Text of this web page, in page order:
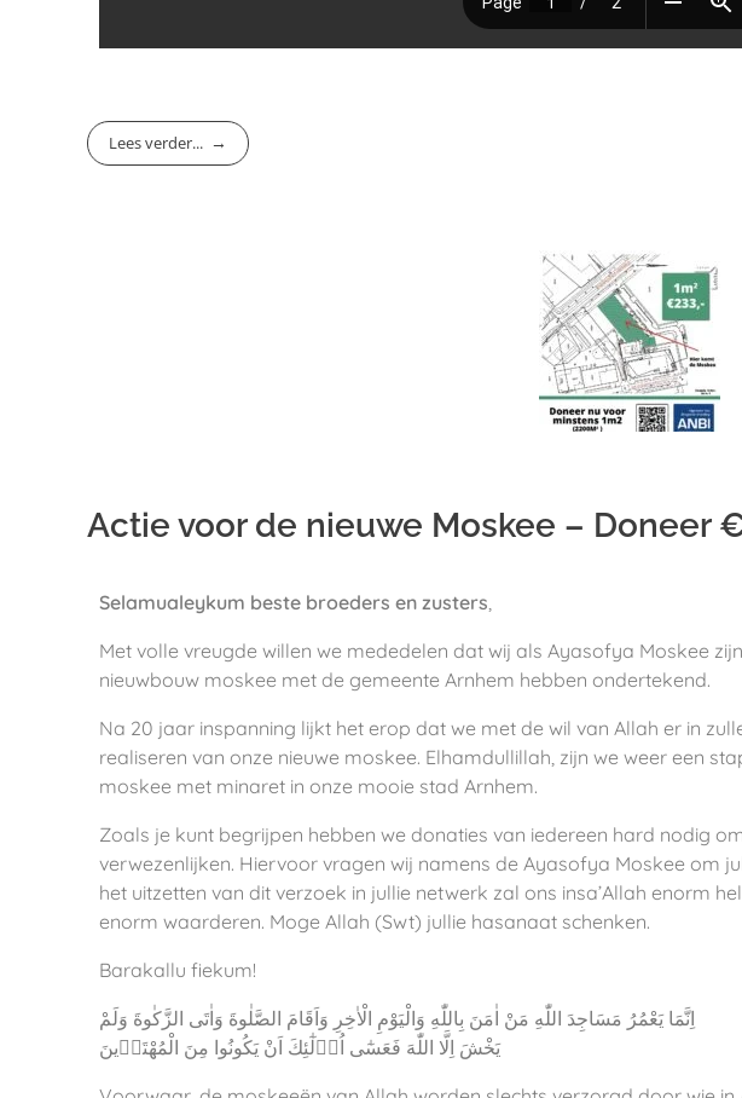
Lees verder...
Actie voor de nieuwe Moskee – Doneer
Selamualeykum beste broeders en zusters,
Met volle vreugde willen we mededelen dat wij als Ayasofya Moskee
nieuwbouw moskee met de gemeente Arnhem hebben ondertekend.
Na 20 jaar inspanning lijkt het erop dat we met de wil van Allah er in
realiseren van onze nieuwe moskee. Elhamdullillah, zijn we weer een
moskee met minaret in onze mooie stad Arnhem.
Zoals je kunt begrijpen hebben we donaties van iedereen hard nodig
verwezenlijken. Hiervoor vragen wij namens de Ayasofya Moskee om
het uitzetten van dit verzoek in jullie netwerk zal ons insa’Allah enorm
enorm waarderen. Moge Allah (Swt) jullie hasanaat schenken.
Barakallu fiekum!
‎يَخْشَ اِلَّا اللّٰهَ فَعَسٰٓى اُو۬لٰٓئِكَ اَنْ يَكُونُوا مِنَ الْمُهْتَد۪ينَ